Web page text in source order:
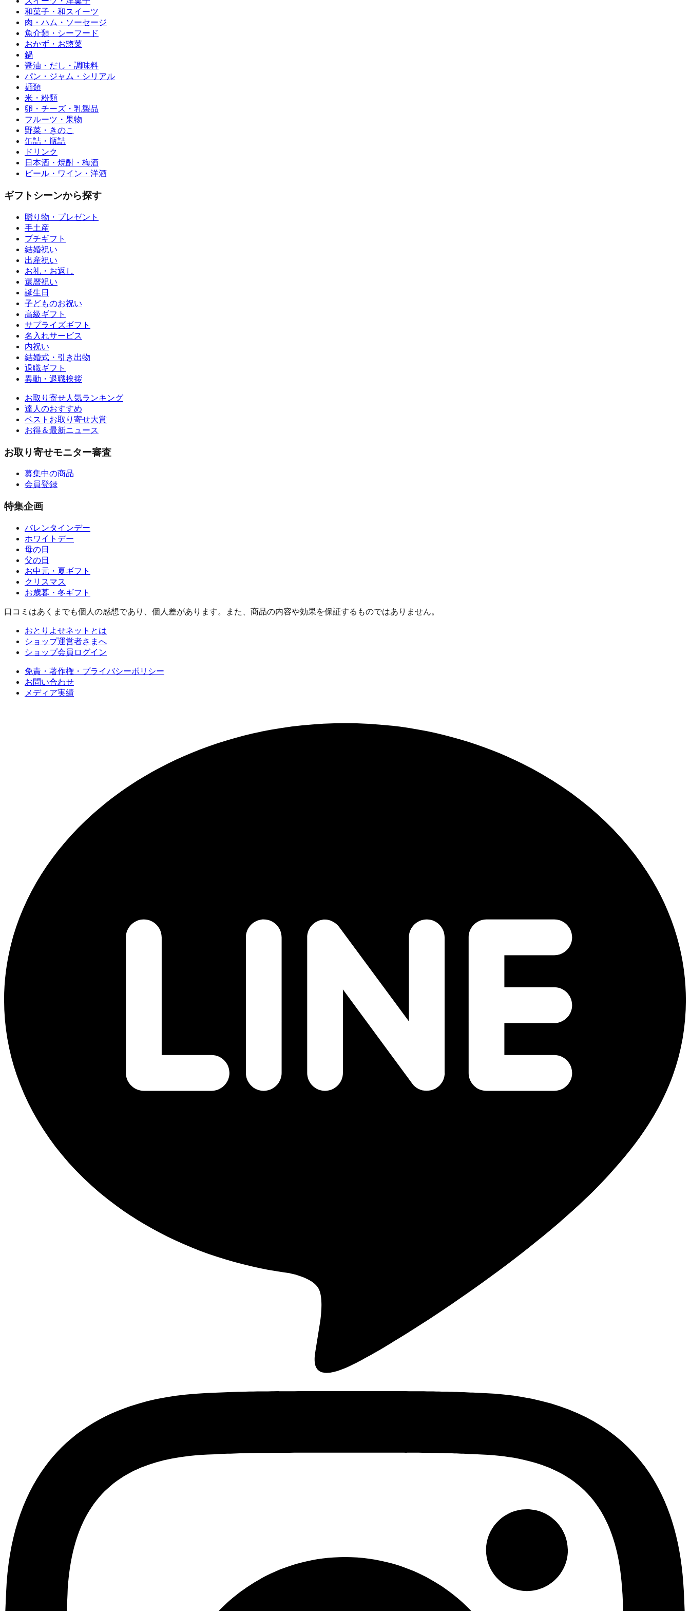
和菓子・和スイーツ
肉・ハム・ソーセージ
魚介類・シーフード
おかず・お惣菜
鍋
醤油・だし・調味料
パン・ジャム・シリアル
麺類
米・粉類
卵・チーズ・乳製品
フルーツ・果物
野菜・きのこ
缶詰・瓶詰
ドリンク
日本酒・焼酎・梅酒
ビール・ワイン・洋酒
ギフトシーンから探す
贈り物・プレゼント
手土産
プチギフト
結婚祝い
出産祝い
お礼・お返し
還暦祝い
誕生日
子どものお祝い
高級ギフト
サプライズギフト
名入れサービス
内祝い
結婚式・引き出物
退職ギフト
異動・退職挨拶
お取り寄せ人気ランキング
達人のおすすめ
ベストお取り寄せ大賞
お得＆最新ニュース
お取り寄せモニター審査
募集中の商品
会員登録
特集企画
バレンタインデー
ホワイトデー
母の日
父の日
お中元・夏ギフト
クリスマス
お歳暮・冬ギフト
口コミはあくまでも個人の感想であり、個人差があります。また、商品の内容や効果を保証するものではありません。
おとりよせネットとは
ショップ運営者さまへ
ショップ会員ログイン
免責・著作権・プライバシーポリシー
お問い合わせ
メディア実績